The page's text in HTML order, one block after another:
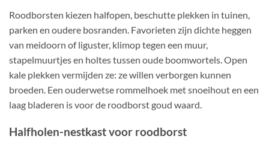
Roodborsten kiezen halfopen, beschutte plekken in tuinen,
parken en oudere bosranden. Favorieten zijn dichte heggen
van meidoorn of liguster, klimop tegen een muur,
stapelmuurtjes en holtes tussen oude boomwortels. Open
kale plekken vermijden ze: ze willen verborgen kunnen
broeden. Een ouderwetse rommelhoek met snoeihout en een
laag bladeren is voor de roodborst goud waard.
Halfholen-nestkast voor roodborst